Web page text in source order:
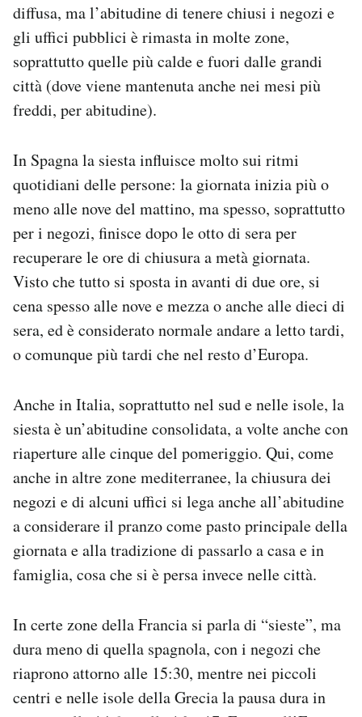
diffusa, ma l’abitudine di tenere chiusi i negozi e
gli uffici pubblici è rimasta in molte zone,
soprattutto quelle più calde e fuori dalle grandi
città (dove viene mantenuta anche nei mesi più
freddi, per abitudine).
In Spagna la siesta influisce molto sui ritmi
quotidiani delle persone: la giornata inizia più o
meno alle nove del mattino, ma spesso, soprattutto
per i negozi, finisce dopo le otto di sera per
recuperare le ore di chiusura a metà giornata.
Visto che tutto si sposta in avanti di due ore, si
cena spesso alle nove e mezza o anche alle dieci di
sera, ed è considerato normale andare a letto tardi,
o comunque più tardi che nel resto d’Europa.
Anche in Italia, soprattutto nel sud e nelle isole, la
siesta è un’abitudine consolidata, a volte anche con
riaperture alle cinque del pomeriggio. Qui, come
anche in altre zone mediterranee, la chiusura dei
negozi e di alcuni uffici si lega anche all’abitudine
a considerare il pranzo come pasto principale della
giornata e alla tradizione di passarlo a casa e in
famiglia, cosa che si è persa invece nelle città.
In certe zone della Francia si parla di “sieste”, ma
dura meno di quella spagnola, con i negozi che
riaprono attorno alle 15:30, mentre nei piccoli
centri e nelle isole della Grecia la pausa dura in